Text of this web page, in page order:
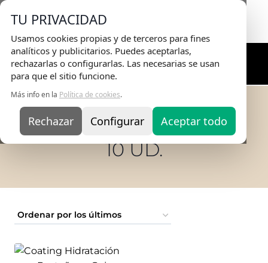
TU PRIVACIDAD
Usamos cookies propias y de terceros para fines
analíticos y publicitarios. Puedes aceptarlas,
rechazarlas o configurarlas. Las necesarias se usan
para que el sitio funcione.
Más info en la Política de cookies.
Rechazar Configurar Aceptar todo
Envio Gratisen pedidos superiores a 75€ |
Entrega en 24H
Inicio / TIENDA ONLINE / 10 ud.
10 UD.